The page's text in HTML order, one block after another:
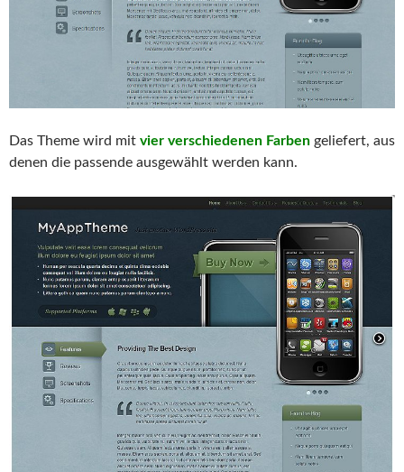
Das Theme wird mit vier verschiedenen Farben geliefert, aus
denen die passende ausgewählt werden kann.